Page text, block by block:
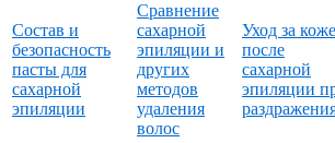
Состав и
безопасность
пасты для
сахарной
эпиляции
Сравнение
сахарной
эпиляции и
других
методов
удаления
волос
Уход за
после
сахарной
эпиляции